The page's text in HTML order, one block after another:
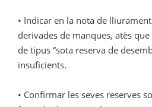
• Indicar en la nota de
derivades de manques, atès
de tipus “sota reserva de
insuficients.
• Confirmar les seves reserves